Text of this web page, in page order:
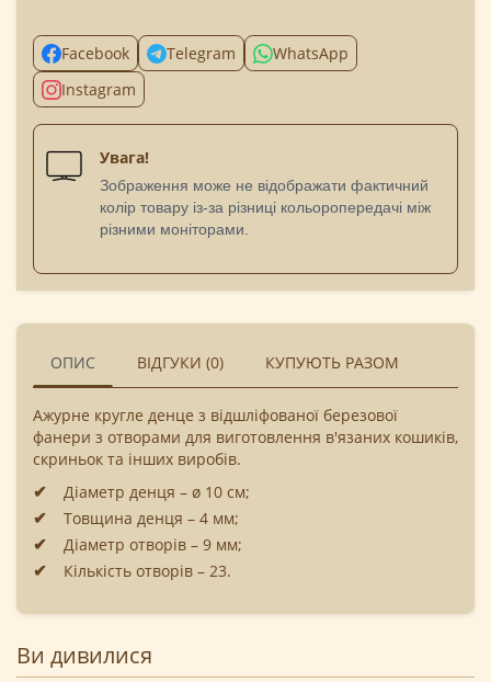
Facebook Telegram
WhatsApp
Instagram
Увага!
Зображення може не відображати фактичний
колір товару із-за різниці кольоропередачі між
різними моніторами.
ОПИС ВІДГУКИ (0) КУПУЮТЬ РАЗОМ
Ажурне кругле денце з відшліфованої березової
фанери з отворами для виготовлення в'язаних кошиків,
скриньок та інших виробів.
Діаметр денця – ø 10 см;
Товщина денця – 4 мм;
Діаметр отворів – 9 мм;
Кількість отворів – 23.
Ви дивилися